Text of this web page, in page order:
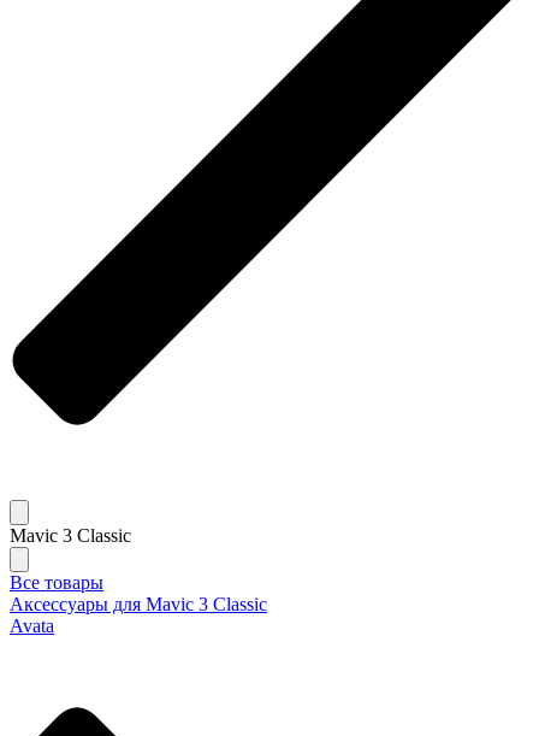
Mavic 3 Classic
Все товары
Аксессуары для Mavic 3 Classic
Avata